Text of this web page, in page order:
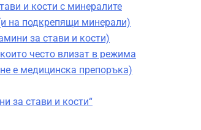
и кости с минералите
на подкрепящи минерали)
за стави и кости)
често влизат в режима
е медицинска препоръка)
за стави и кости“